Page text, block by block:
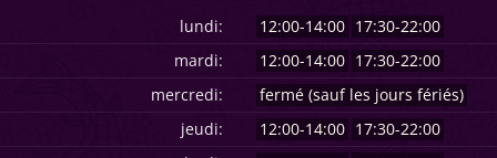
lundi:
12:00-14:00 17:30-22:00
mardi:
12:00-14:00 17:30-22:00
mercredi:
fermé (sauf les jours fériés)
jeudi:
12:00-14:00 17:30-22:00